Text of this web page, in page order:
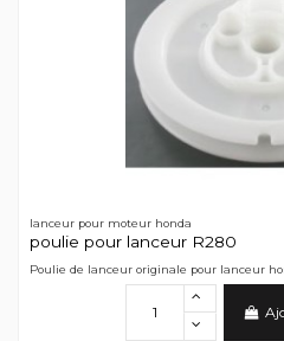
lanceur pour moteur honda
poulie pour lanceur R280
Poulie de lanceur originale pour lanceur